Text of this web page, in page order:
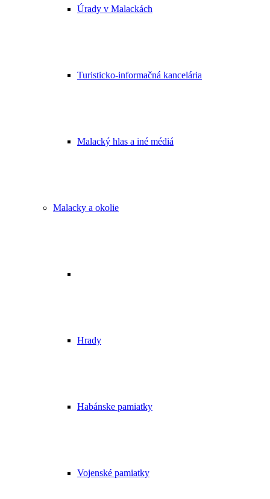
Úrady v Malackách
Turisticko-informačná kancelária
Malacký hlas a iné médiá
Malacky a okolie
Hrady
Habánske pamiatky
Vojenské pamiatky